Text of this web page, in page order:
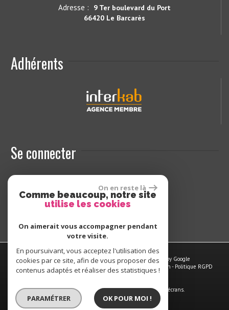
Adresse :
9 Ter boulevard du Port
66420 Le Barcarès
Adhérents
Se connecter
Espace propriétaires
© 2026 | Tous droits réservés | Traduction powered by Google
Plan du site
Mentions légales - Nos honoraires - Liens Admin - Politique RGPD
un seul site adaptable à tous les types d'écrans.
On en reste là
Comme beaucoup, notre site
utilise les cookies
On aimerait vous accompagner pendant
votre visite.
En poursuivant, vous acceptez l'utilisation des
cookies par ce site, afin de vous proposer des
contenus adaptés et réaliser des statistiques !
PARAMÉTRER OK POUR MOI !